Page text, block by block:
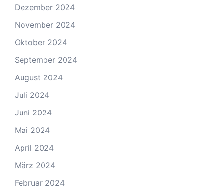
Dezember 2024
November 2024
Oktober 2024
September 2024
August 2024
Juli 2024
Juni 2024
Mai 2024
April 2024
März 2024
Februar 2024